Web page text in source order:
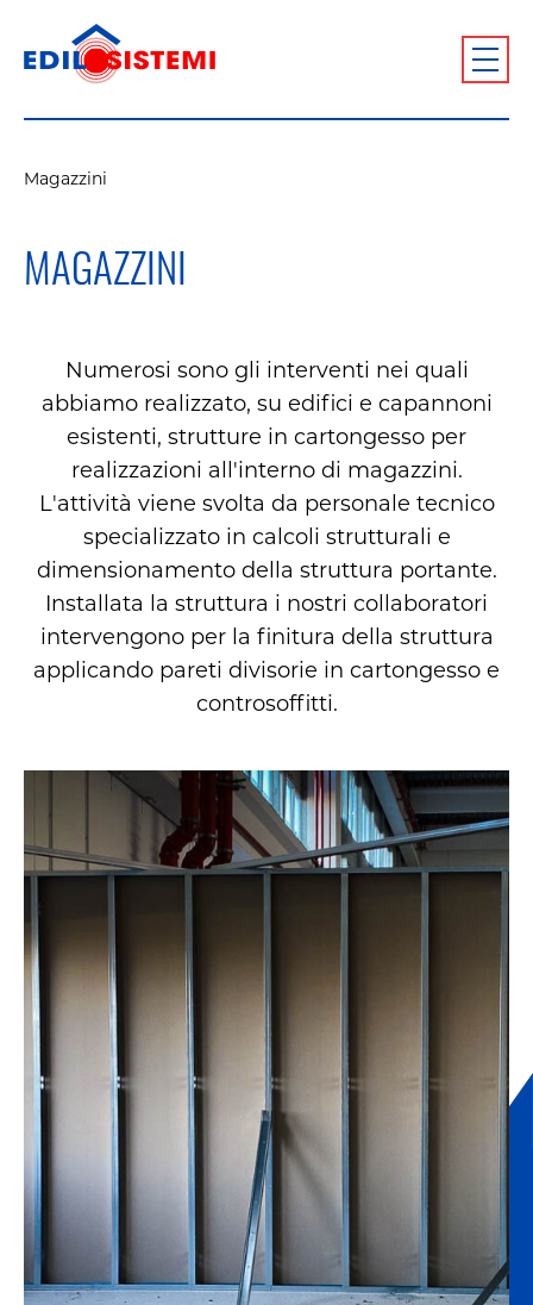
Magazzini
MAGAZZINI
Numerosi sono gli interventi nei quali
abbiamo realizzato, su edifici e capannoni
esistenti, strutture in cartongesso per
realizzazioni all'interno di magazzini.
L'attività viene svolta da personale tecnico
specializzato in calcoli strutturali e
dimensionamento della struttura portante.
Installata la struttura i nostri collaboratori
intervengono per la finitura della struttura
applicando pareti divisorie in cartongesso e
controsoffitti.